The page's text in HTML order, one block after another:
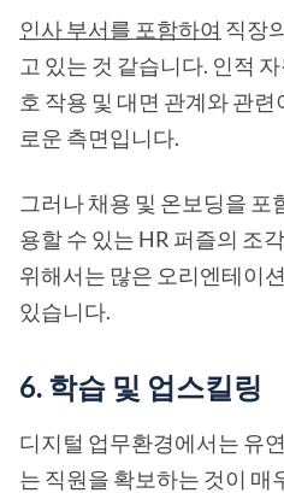
인사 부서를 포함하여 직장
고 있는 것 같습니다. 인적
호 작용 및 대면 관계와 관
로운 측면입니다.
그러나 채용 및 온보딩을
용할 수 있는 HR 퍼즐의 조
위해서는 많은 오리엔테이
있습니다.
6. 학습 및 업스킬링
디지털 업무환경에서는 유
는 직원을 확보하는 것이 매